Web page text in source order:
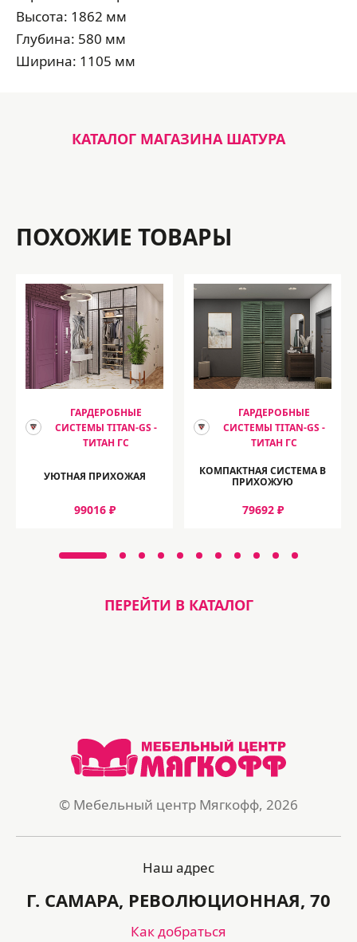
Высота: 1862 мм
Глубина: 580 мм
Ширина: 1105 мм
КАТАЛОГ МАГАЗИНА ШАТУРА
ПОХОЖИЕ ТОВАРЫ
ГАРДЕРОБНЫЕ
СИСТЕМЫ TITAN-GS -
ТИТАН ГС
УЮТНАЯ ПРИХОЖАЯ
99016 ₽
ГАРДЕРОБНЫЕ
СИСТЕМЫ TITAN-GS -
ТИТАН ГС
КОМПАКТНАЯ СИСТЕМА В
ПРИХОЖУЮ
79692 ₽
ПЕРЕЙТИ В КАТАЛОГ
© Мебельный центр Мягкофф, 2026
Наш адрес
Г. САМАРА, РЕВОЛЮЦИОННАЯ, 70
Как добраться